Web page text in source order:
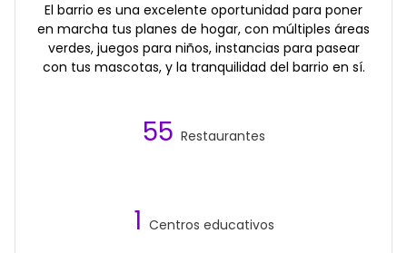
El barrio es una excelente oportunidad para poner
en marcha tus planes de hogar, con múltiples áreas
verdes, juegos para niños, instancias para pasear
con tus mascotas, y la tranquilidad del barrio en sí.
55 Restaurantes
1 Centros educativos